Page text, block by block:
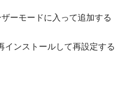
ーモードに入って追加する
インストールして再設定する